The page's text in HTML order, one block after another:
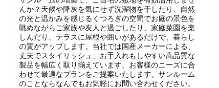
んか？天候や降灰を気にせず洗濯物を干したり、自然
の光と温かみを感じるくつろぎの空間でお庭の景色を
眺めながらご家族や友人と過ごしたり、家庭菜園を楽
しんだり、テラスに屋根や囲いがあるだけで、暮らし
の質がアップします。当社では国産メーカーによる、
丈夫でスタイリッシュ、お手入れもしやすい高品質な
製品を幅広く取り揃えています。お客様のニーズに合
わせて最適なプランをご提案いたします。サンルーム
のことならなんでもお気軽にお問い合わせください。